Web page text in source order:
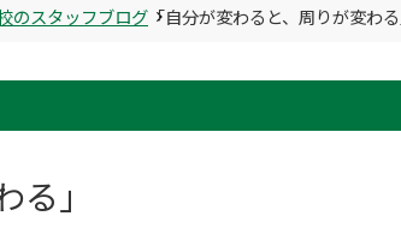
のスタッフブログ 「自分が変わると、周りが変わる
」